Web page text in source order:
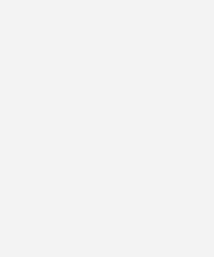
Newsletter bin ich damit einverstanden, über
und Online-Angebote
& Co. KG
jederzeit widerrufen und eine Abmeldung ist
zum Umgang mit Daten finden Sie